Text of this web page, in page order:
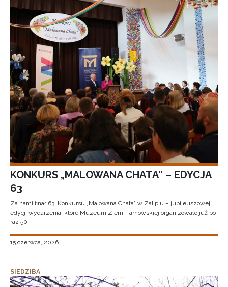
KONKURS „MALOWANA CHATA” – EDYCJA
63
Za nami finał 63. Konkursu „Malowana Chata” w Zalipiu – jubileuszowej
edycji wydarzenia, które Muzeum Ziemi Tarnowskiej organizowało już po
raz 50.
15 czerwca, 2026
SIEDZIBA